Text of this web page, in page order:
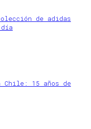
de adidas
Chile: 15 años de